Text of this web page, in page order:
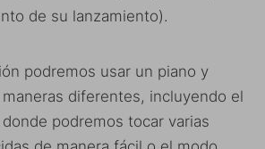
de su lanzamiento).
podremos usar un piano y
diferentes, incluyendo el
podremos tocar varias